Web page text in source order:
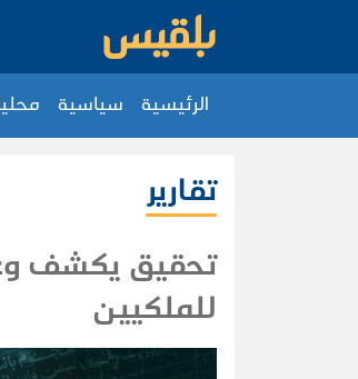
الرئيسية سياسية
تقارير
تحقيق يكشف
للملكيين